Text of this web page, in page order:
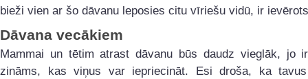
bieži vien ar šo dāvanu leposies citu vīriešu vidū, ir
Dāvana vecākiem
Mammai un tētim atrast dāvanu būs daudz vieglāk, jo
zināms, kas viņus var iepriecināt. Esi droša, ka